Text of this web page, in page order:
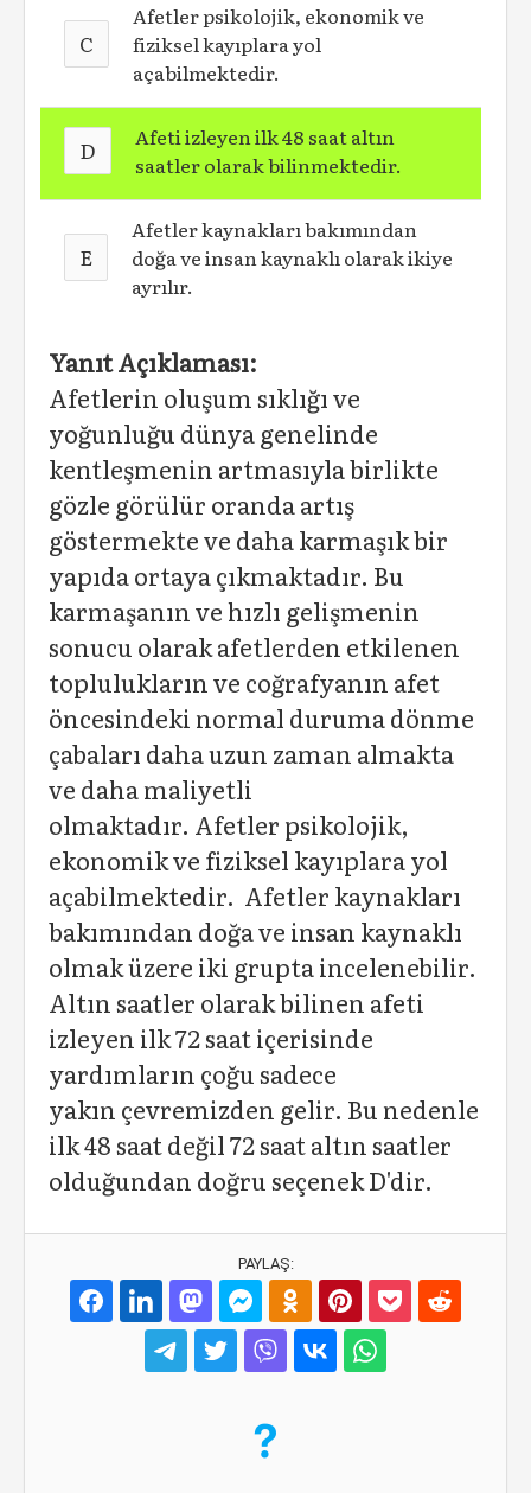
C
Afetler psikolojik, ekonomik ve
fiziksel kayıplara yol
açabilmektedir.
D
Afeti izleyen ilk 48 saat altın
saatler olarak bilinmektedir.
E
Afetler kaynakları bakımından
doğa ve insan kaynaklı olarak ikiye
ayrılır.
Yanıt Açıklaması:
Afetlerin oluşum sıklığı ve
yoğunluğu dünya genelinde
kentleşmenin artmasıyla birlikte
gözle görülür oranda artış
göstermekte ve daha karmaşık bir
yapıda ortaya çıkmaktadır. Bu
karmaşanın ve hızlı gelişmenin
sonucu olarak afetlerden etkilenen
toplulukların ve coğrafyanın afet
öncesindeki normal duruma dönme
çabaları daha uzun zaman almakta
ve daha maliyetli
olmaktadır. Afetler psikolojik,
ekonomik ve fiziksel kayıplara yol
açabilmektedir. Afetler kaynakları
bakımından doğa ve insan kaynaklı
olmak üzere iki grupta incelenebilir.
Altın saatler olarak bilinen afeti
izleyen ilk 72 saat içerisinde
yardımların çoğu sadece
yakın çevremizden gelir. Bu nedenle
ilk 48 saat değil 72 saat altın saatler
olduğundan doğru seçenek D'dir.
PAYLAŞ: